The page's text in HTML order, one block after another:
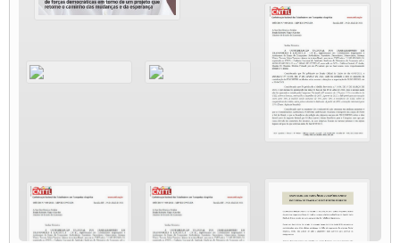
JUVENTUDE DO TRANSPORTE: POR QUE DEVEMOS NOS ORGANIZAR?
Fabio Primo testa positivo para Coronavírus, mas está bem de saúde
Modal-Live#9 Quais são os direitos dos trabalhador@s que contraem a Covid-19 na
Participe da Campanha Fora Bolsonaro
CNTTL e FECOOTAC apoiam Campanha de testes de COVID-19 para
MODAL-LIVE#8 - Lideranças sindicais da CNTTL, CGTB e dos caminhoneiros
O PAPEL DA ITF E FUTAC NAS LUTAS, EMPREGO, DIREITOS EM
ESCALA GLOBAL E DA DEFESA DA VIDA
Modal-Live #6: Com participação especial do professor da Unisinos e Doutor em
Ciências da Comunicação da USP, Rafael Grohmann, que coordena uma pesquisa